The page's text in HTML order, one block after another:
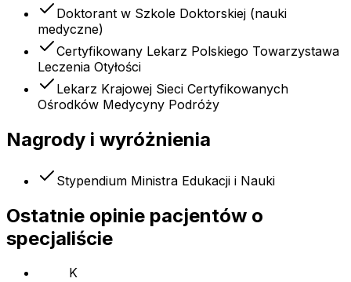
Doktorant w Szkole Doktorskiej (nauki
medyczne)
Certyfikowany Lekarz Polskiego Towarzystawa
Leczenia Otyłości
Lekarz Krajowej Sieci Certyfikowanych
Ośrodków Medycyny Podróży
Nagrody i wyróżnienia
Stypendium Ministra Edukacji i Nauki
Ostatnie opinie pacjentów o
specjaliście
K